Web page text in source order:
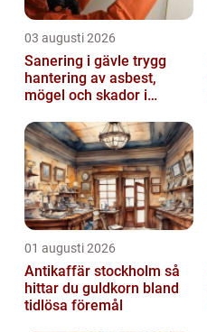
03 augusti 2026
Sanering i gävle trygg
hantering av asbest,
mögel och skador i
01 augusti 2026
Antikaffär stockholm så
hittar du guldkorn bland
tidlösa föremål